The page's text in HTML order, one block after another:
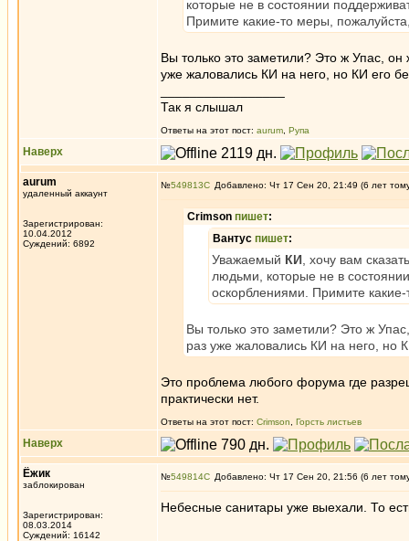
которые не в состоянии
Примите какие-то меры,
Вы только это заметили? Это ж Упас,
уже жаловались КИ на него, но КИ его
Так я слышал
Ответы на этот пост: aurum Рупа
Наверх
aurum
удаленный аккаунт
Зарегистрирован:
10.04.2012
Суждений: 6892
№549813 Добавлено: Чт 17 Сен 20, 21:49 (6 лет
Crimson пишет:
Вантус пишет:
Уважаемый КИ , хочу вам
людьми, которые не в
оскорблениями. Примите
Вы только это заметили? Это ж
раз уже жаловались КИ на него, но
Это проблема любого форума где
практически нет.
Ответы на этот пост: Crimson Горсть листьев
Наверх
Ёжик
заблокирован
Зарегистрирован:
08.03.2014
Суждений: 16142
№549814 Добавлено: Чт 17 Сен 20, 21:56 (6 лет
Небесные санитары уже выехали. То